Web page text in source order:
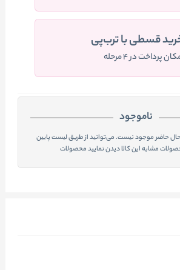
قسطی با ترب‌پی
پرداخت در ۴ مرحله
ناموجود
حال حاضر موجود نیست. می‌توانید از طریق لیست پایین
مشابه این کالا دیدن نمایید محصولات